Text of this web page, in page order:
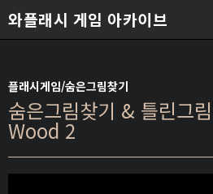
와플래시 게임 아카이브
플래시게임/숨은그림찾기
숨은그림찾기 & 틀린그
Wood 2